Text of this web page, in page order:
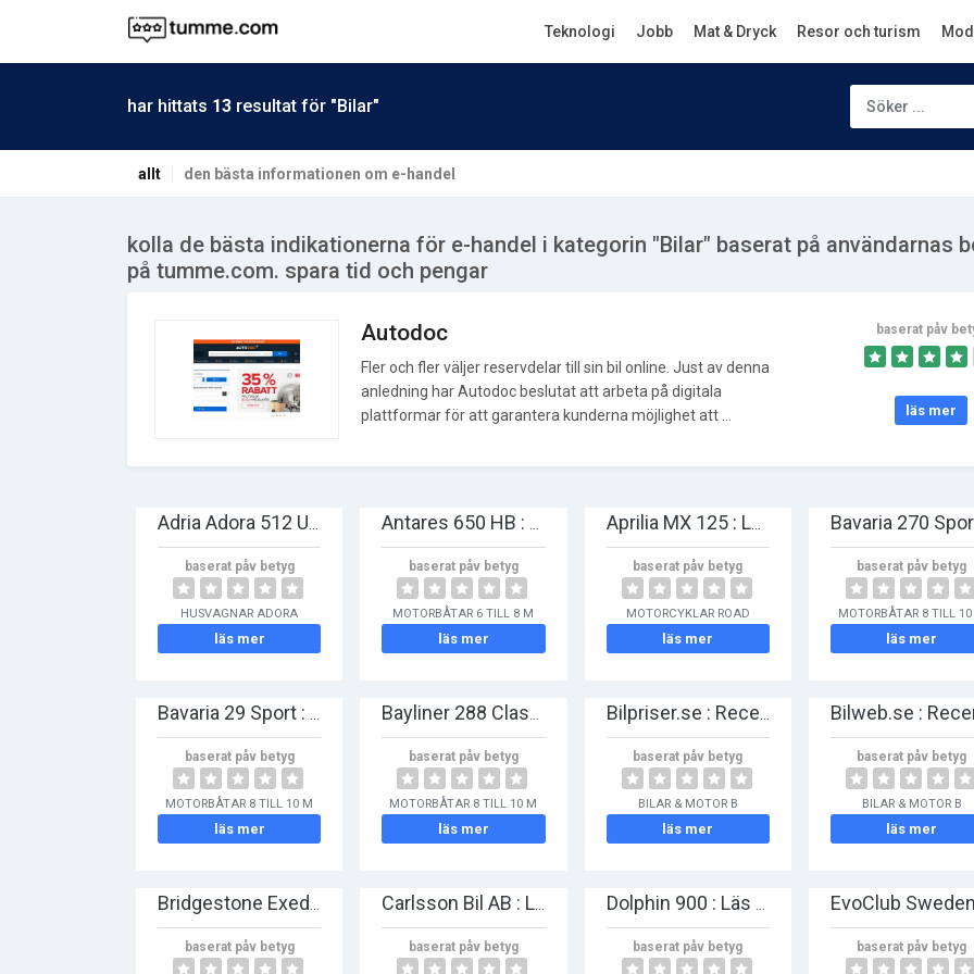
Teknologi Jobb Mat & Dryck Resor och turism
har hittats 13 resultat för "Bilar"
allt den bästa informationen om e-handel
kolla de bästa indikationerna för e-handel i kategorin "Bilar" baserat på användarnas
på tumme.com. spara tid och pengar
Autodoc
Fler och fler väljer reservdelar till sin bil online. Just av denna
anledning har Autodoc beslutat att arbeta på digitala
plattformar för att garantera kunderna möjlighet att ...
baserat påv
läs mer
baserat påv betyg
HUSVAGNAR ADORA
läs mer
baserat påv betyg
MOTORBÅTAR 6 TILL 8 M
läs mer
Aprilia MX 125 : Läs recensioner och jämför priser på se.tumme.com
baserat påv betyg
MOTORCYKLAR ROAD
läs mer
baserat påv betyg
MOTORBÅTAR 8 TILL
läs mer
baserat påv betyg
MOTORBÅTAR 8 TILL 10 M
läs mer
baserat påv betyg
MOTORBÅTAR 8 TILL 10 M
läs mer
baserat påv betyg
BILAR & MOTOR B
läs mer
baserat påv betyg
BILAR & MOTOR B
läs mer
baserat påv betyg baserat påv betyg baserat påv betyg baserat påv betyg